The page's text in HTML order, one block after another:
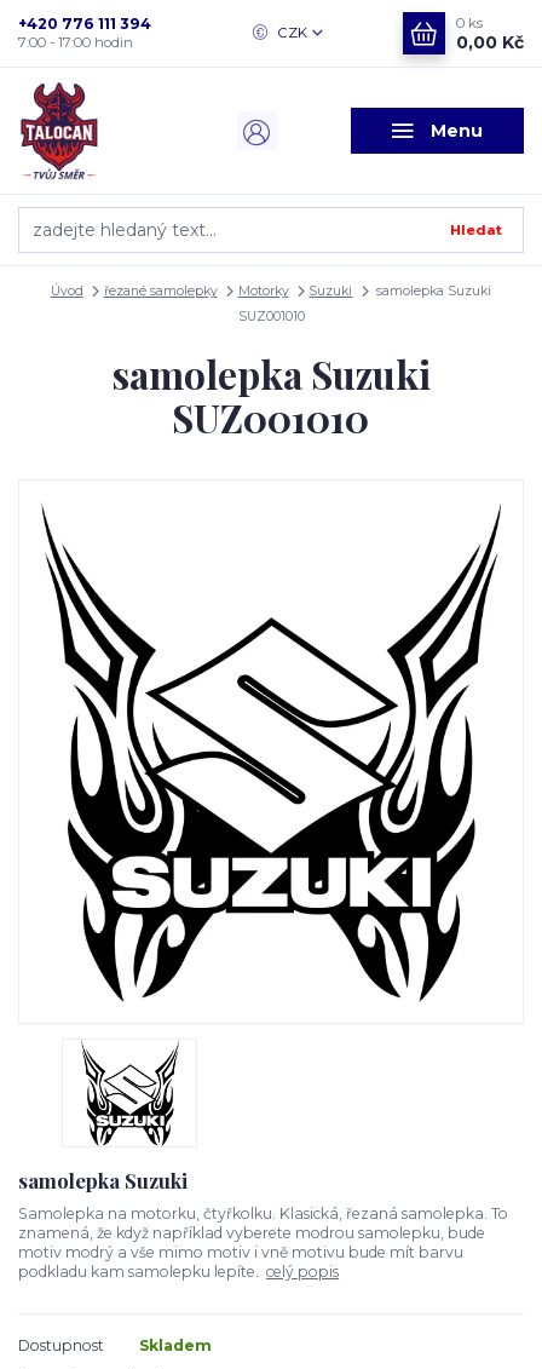
Menu
CZK
Hledat
+420 776 111 394
7:00 - 17:00 hodin
0 ks
0,00 Kč
Úvod řezané samolepky Motorky Suzuki
samolepka Suzuki
SUZ001010
samolepka Suzuki
SUZ001010
samolepka Suzuki
Samolepka na motorku, čtyřkolku. Klasická, řezaná samolepka. To
znamená, že když například vyberete modrou samolepku, bude
motiv modrý a vše mimo motiv i vně motivu bude mít barvu
podkladu kam samolepku lepíte. celý popis
Dostupnost
Skladem